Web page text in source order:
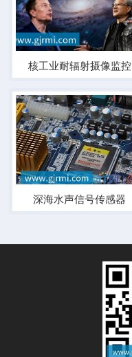
核工业耐辐射摄像监控
深海水声信号传感器